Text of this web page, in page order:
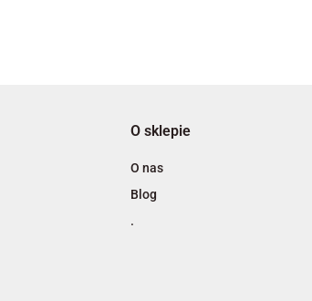
A4 Tech
O sklepie
O nas
Blog
.